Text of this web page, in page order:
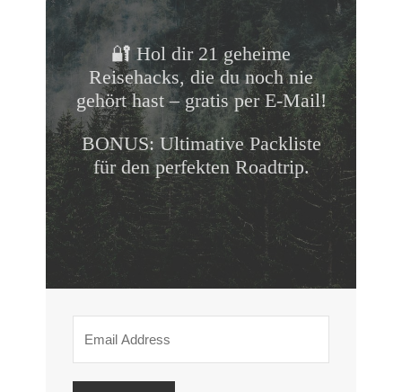
🔐 Hol dir 21 geheime
Reisehacks, die du noch nie
gehört hast – gratis per E-Mail!
BONUS: Ultimative Packliste
für den perfekten Roadtrip.